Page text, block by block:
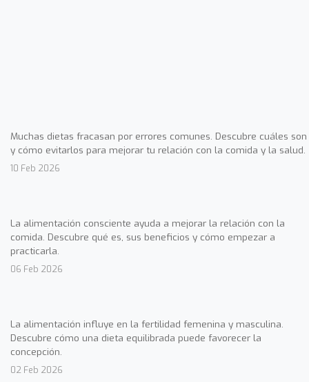
Muchas dietas fracasan por errores comunes. Descubre cuáles son
y cómo evitarlos para mejorar tu relación con la comida y la salud.
10 Feb 2026
La alimentación consciente ayuda a mejorar la relación con la
comida. Descubre qué es, sus beneficios y cómo empezar a
practicarla.
06 Feb 2026
La alimentación influye en la fertilidad femenina y masculina.
Descubre cómo una dieta equilibrada puede favorecer la
concepción.
02 Feb 2026